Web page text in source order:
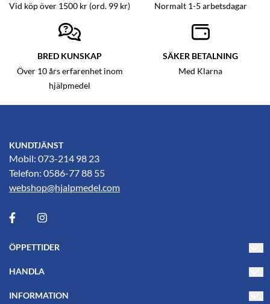
Vid köp över 1500 kr (ord. 99 kr) Normalt 1-5 arbetsdagar
BRED KUNSKAP
Över 10 års erfarenhet inom
hjälpmedel
SÄKER BETALNING
Med Klarna
KUNDTJÄNST
Mobil: 073-214 98 23
Telefon: 0586-77 88 55
webshop@hjalpmedel.com
ÖPPETTIDER
Fredag 10-15
PL's Hjälpmedelsbutik
HANDLA
INFORMATION